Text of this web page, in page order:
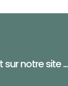
notre site ...